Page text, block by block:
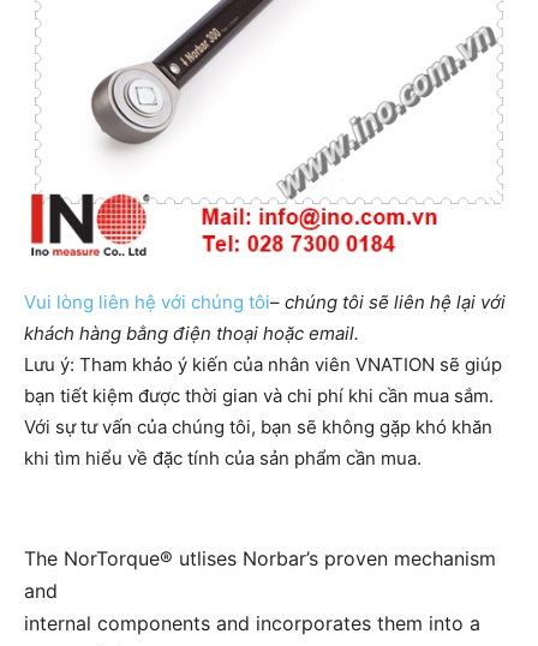
Vui lòng liên hệ với chúng tôi– chúng tôi sẽ liên hệ lại với
khách hàng bằng điện thoại hoặc email.
Lưu ý: Tham khảo ý kiến của nhân viên VNATION sẽ giúp
bạn tiết kiệm được thời gian và chi phí khi cần mua sắm. ​​
Với sự tư vấn của chúng tôi, bạn sẽ không gặp khó khăn
khi tìm hiểu về đặc tính của sản phẩm cần mua.
The NorTorque® utlises Norbar’s proven mechanism
and
internal components and incorporates them into a